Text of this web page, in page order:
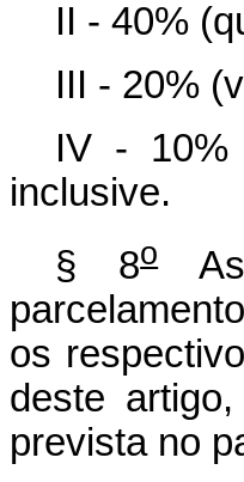
II - 40%
III - 20%
IV - 10%
inclusive.
§ 8oAs
os
deste
prevista no